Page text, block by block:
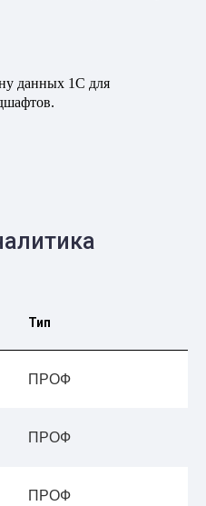
данных 1С для
Тип
ПРОФ
ПРОФ
ПРОФ